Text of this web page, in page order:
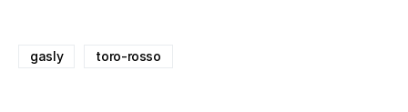
gasly toro-rosso